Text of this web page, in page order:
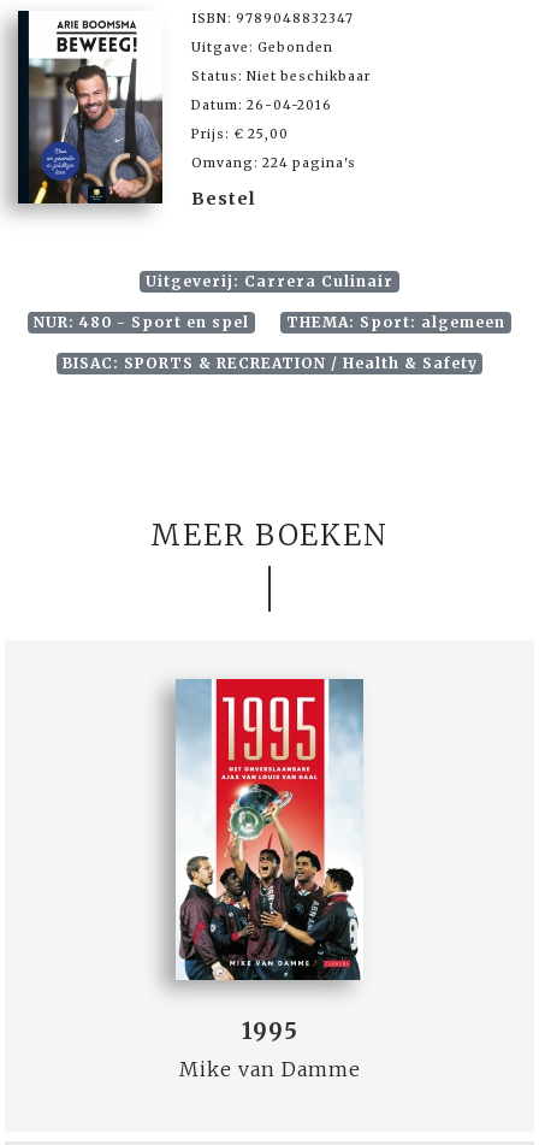
ISBN: 9789048832347
Uitgave: Gebonden
Status: Niet beschikbaar
Datum: 26-04-2016
Prijs: € 25,00
Omvang: 224 pagina's
Bestel
Uitgeverij: Carrera Culinair
NUR: 480 - Sport en spel THEMA: Sport: algemeen
BISAC: SPORTS & RECREATION / Health & Safety
MEER BOEKEN
1995
Mike van Damme